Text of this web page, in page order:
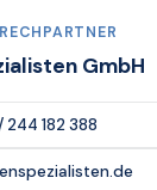
GmbH
182 388